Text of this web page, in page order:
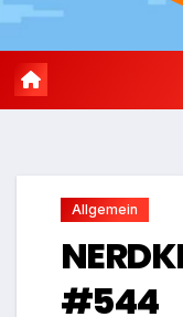
Allgemein
#544